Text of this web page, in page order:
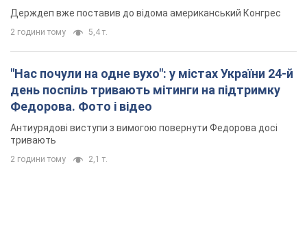
Держдеп вже поставив до відома американський Конгрес
2 години тому 5,4 т.
"Нас почули на одне вухо": у містах України 24-й
день поспіль тривають мітинги на підтримку
Федорова. Фото і відео
Антиурядові виступи з вимогою повернути Федорова досі
тривають
2 години тому 2,1 т.